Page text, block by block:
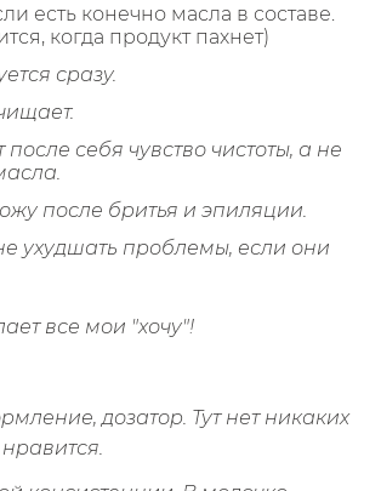
есть конечно масла в составе.
когда продукт пахнет)
сразу.
после себя чувство чистоты, а не
после бритья и эпиляции.
ухудшать проблемы, если они
все мои "хочу"!
дозатор. Тут нет никаких